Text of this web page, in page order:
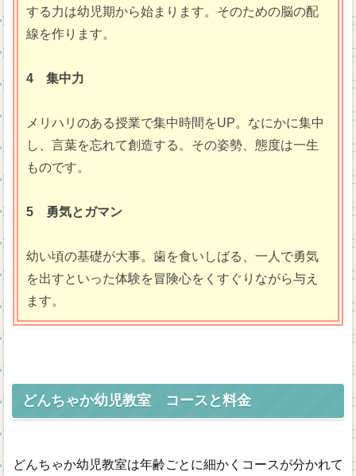
する力は幼児期から始まります。そのための脳の配
線を作ります。
4 集中力
メリハリのある授業で集中時間をUP。なにかに集中
し、言葉を忘れて創造する。その姿勢、態度は一生
ものです。
5 勇気とガマン
幼い頃の基礎が大事。歯を食いしばる、一人で勇気
を出すといった体験を冒険心をくすぐりながら与え
ます。
どんちゃか幼児教室 コースと料金
どんちゃか幼児教室は年齢ごとに細かくコースが分かれて